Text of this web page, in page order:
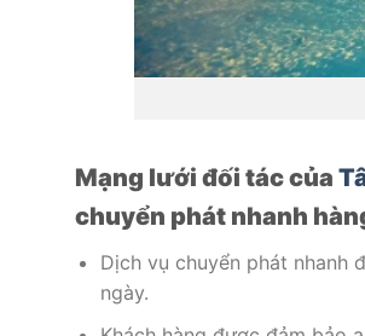
Mạng lưới đối tác của
chuyển phát nhanh
Dịch vụ chuyển phát nhanh
ngày.